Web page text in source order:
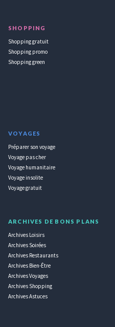
SHOPPING
Shopping gratuit
Shopping promo
Shopping green
VOYAGES
Préparer son voyage
Voyage pas cher
Voyage humanitaire
Voyage insolite
Voyage gratuit
ARCHIVES DE BONS PLANS
Archives Loisirs
Archives Soirées
Archives Restaurants
Archives Bien-Être
Archives Voyages
Archives Shopping
Archives Astuces